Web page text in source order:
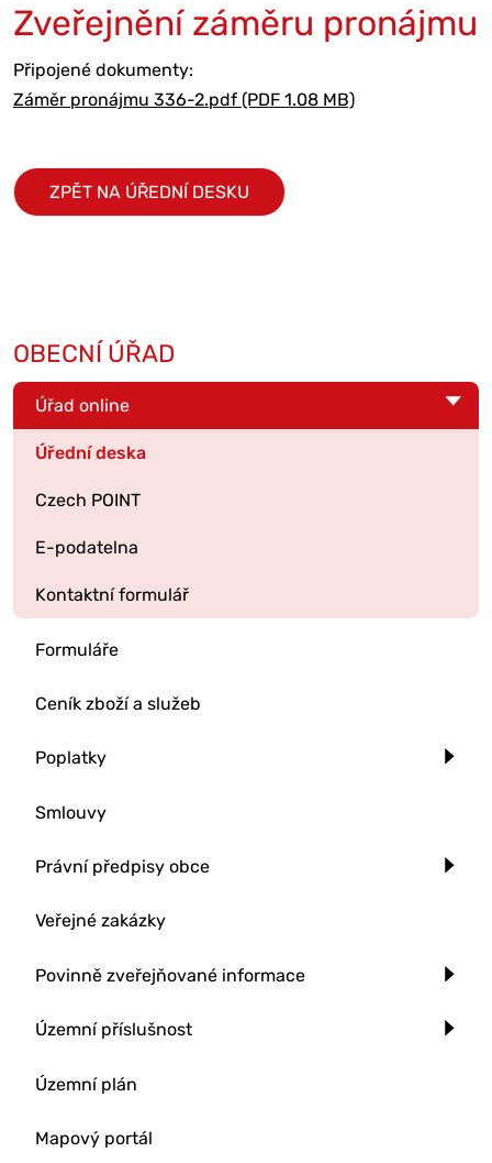
Zveřejnění záměru pronájmu
Připojené dokumenty:
Záměr pronájmu 336-2.pdf (PDF 1.08 MB)
ZPĚT NA ÚŘEDNÍ DESKU
OBECNÍ ÚŘAD
Úřad online
Úřední deska
Czech POINT
E-podatelna
Kontaktní formulář
Formuláře
Ceník zboží a služeb
Poplatky
Smlouvy
Právní předpisy obce
Veřejné zakázky
Povinně zveřejňované informace
Územní příslušnost
Územní plán
Mapový portál